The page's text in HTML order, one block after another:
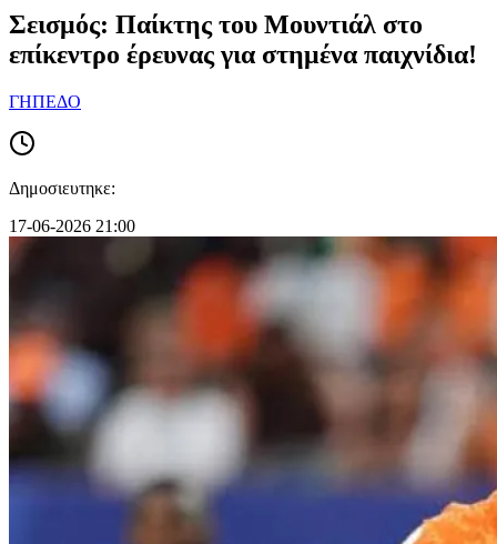
Σεισμός: Παίκτης του Μουντιάλ στο
επίκεντρο έρευνας για στημένα παιχνίδια!
ΓΗΠΕΔΟ
Δημοσιευτηκε:
17-06-2026 21:00